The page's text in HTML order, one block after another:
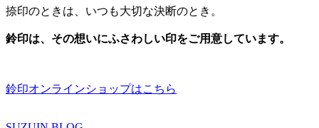
捺印のときは、いつも大切な決断のとき。
鈴印は、その想いにふさわしい印をご用意しています。
鈴印オンラインショップはこちら